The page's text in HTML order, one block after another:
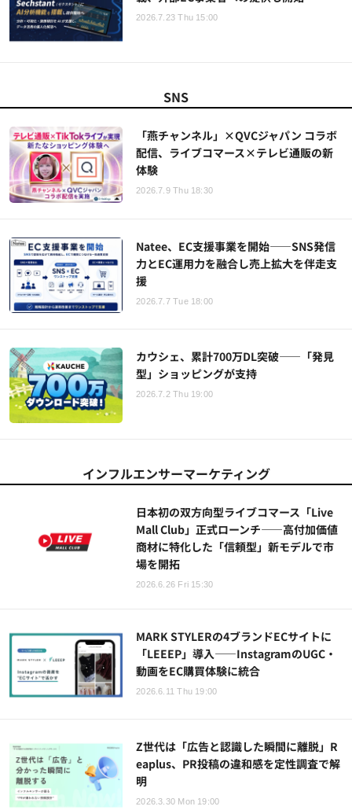
2026.7.23 Thu 15:00
SNS
「燕チャンネル」×QVCジャパン コラボ
配信、ライブコマース×テレビ通販の新
体験
2026.7.9 Thu 18:30
Natee、EC支援事業を開始——SNS発信
力とEC運用力を融合し売上拡大を伴走支
援
2026.7.7 Tue 18:00
カウシェ、累計700万DL突破——「発見
型」ショッピングが支持
2026.7.2 Thu 19:00
インフルエンサーマーケティング
日本初の双方向型ライブコマース「Live
Mall Club」正式ローンチ——高付加価値
商材に特化した「信頼型」新モデルで市
場を開拓
2026.6.26 Fri 15:30
MARK STYLERの4ブランドECサイトに
「LEEEP」導入——InstagramのUGC・
動画をEC購買体験に統合
2026.6.11 Thu 19:00
Z世代は「広告と認識した瞬間に離脱」R
eaplus、PR投稿の違和感を定性調査で解
明
2026.3.30 Mon 19:00